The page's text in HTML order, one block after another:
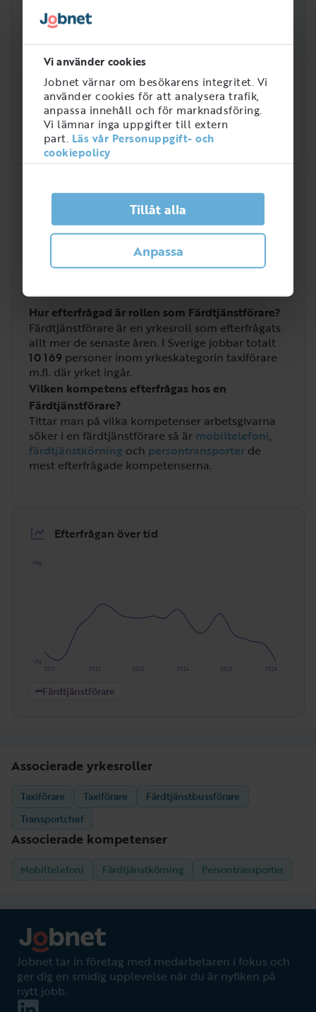
Vi använder cookies
Jobnet värnar om besökarens integritet. Vi
använder cookies för att analysera trafik,
anpassa innehåll och för marknadsföring.
Vi lämnar inga uppgifter till extern
part. Läs vår Personuppgift- och
cookiepolicy
Tillåt alla
Anpassa
Snabbanalys
Efterfrågan på arbetsmarknaden just nu
Hur efterfrågad är rollen som Färdtjänstförare?
Färdtjänstförare är en yrkesroll som efterfrågats
allt mer de senaste åren. I Sverige jobbar totalt
10 169 personer inom yrkeskategorin taxiförare
m.fl. där yrket ingår.
Vilken kompetens efterfrågas hos en
Färdtjänstförare?
Tittar man på vilka kompetenser arbetsgivarna
söker i en färdtjänstförare så är mobiltelefoni,
färdtjänstkörning och persontransporter de
mest efterfrågade kompetenserna.
Efterfrågan över tid
Hög
Låg
2026
2025
2024
2023
2022
2021
Färdtjänstförare
Associerade yrkesroller
Taxiförare Taxiförare
Färdtjänstbussförare
Transportchef
Associerade kompetenser
Mobiltelefoni Färdtjänstkörning Persontransporter
Jobnet tar in företag med medarbetaren i fokus och
ger dig en smidig upplevelse när du är nyfiken på
nytt jobb.